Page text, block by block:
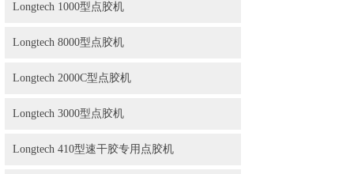
Longtech 1000型点胶机
Longtech 8000型点胶机
Longtech 2000C型点胶机
Longtech 3000型点胶机
Longtech 410型速干胶专用点胶机